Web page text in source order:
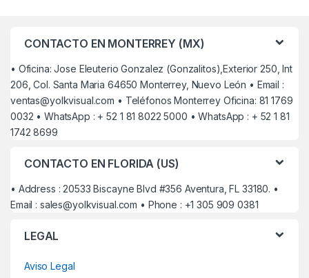
CONTACTO EN MONTERREY (MX)
• Oficina: Jose Eleuterio Gonzalez (Gonzalitos),Exterior 250, Int
206, Col. Santa Maria 64650 Monterrey, Nuevo León • Email :
ventas@yolkvisual.com • Teléfonos Monterrey Oficina: 81 1769
0032 • WhatsApp : + 52 1 81 8022 5000 • WhatsApp : + 52 1 81
1742 8699
CONTACTO EN FLORIDA (US)
• Address : 20533 Biscayne Blvd #356 Aventura, FL 33180. •
Email : sales@yolkvisual.com • Phone : +1 305 909 0381
LEGAL
Aviso Legal